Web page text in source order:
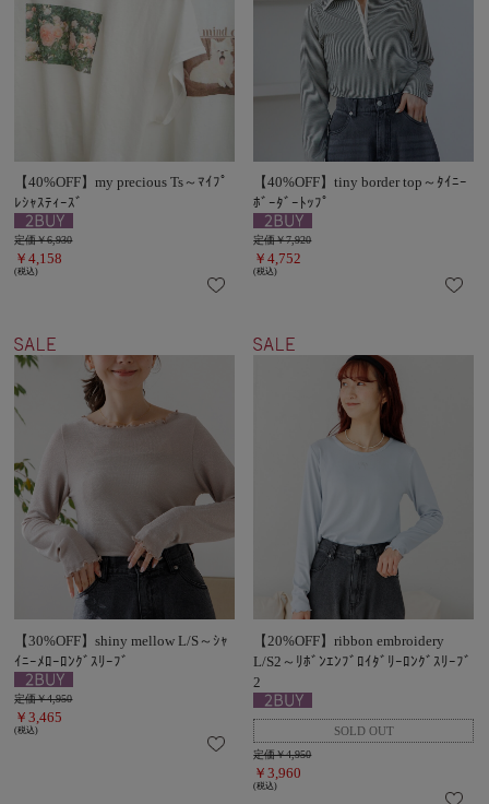
【40%OFF】my precious Ts～ﾏｲﾌﾟ
ﾚｼｬｽﾃｨｰｽﾞ
定価￥6,930
￥4,158
(税込)
【40%OFF】tiny border top～ﾀｲﾆｰ
ﾎﾞｰﾀﾞｰﾄｯﾌﾟ
定価￥7,920
￥4,752
(税込)
【30%OFF】shiny mellow L/S～ｼｬ
ｲﾆｰﾒﾛｰﾛﾝｸﾞｽﾘｰﾌﾞ
定価￥4,950
￥3,465
(税込)
【20%OFF】ribbon embroidery
L/S2～ﾘﾎﾞﾝｴﾝﾌﾞﾛｲﾀﾞﾘｰﾛﾝｸﾞｽﾘｰﾌﾞ
2
定価￥4,950
￥3,960
(税込)